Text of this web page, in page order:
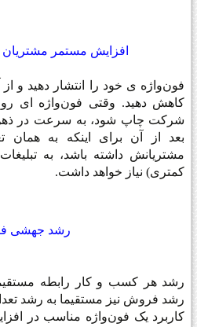
افزایش مستمر مشتریان
فون‌واژه ی خود را انتشار دهید و از
کاهش دهید. وقتی فون‌واژه ای
شرکت چاپ شود، به سرعت در
بعد از آن برای اینکه به همان
مشتریانش داشته باشد، به
کمتری) نیاز خواهد داشت.
رشد جهشی
رشد هر کسب و کار رابطه
رشد فروش نیز مستقیما به رشد
کاربرد یک فون‌واژه مناسب در